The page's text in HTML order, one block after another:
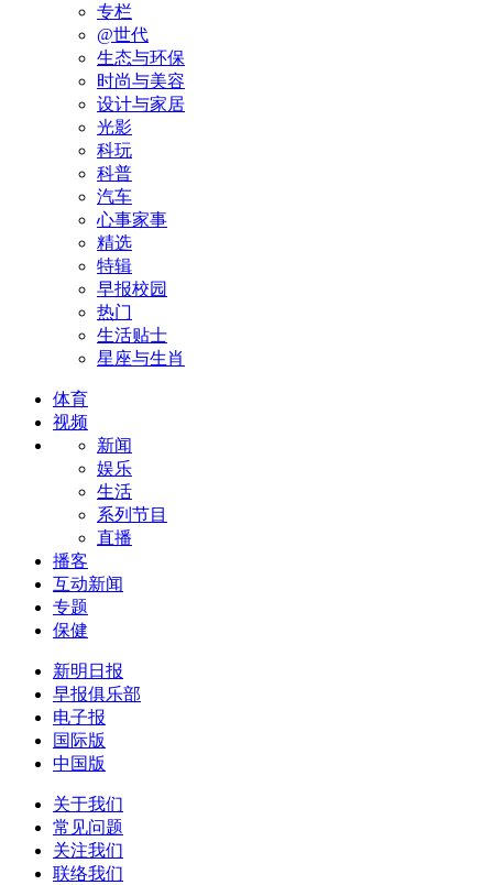
专栏
@世代
生态与环保
时尚与美容
设计与家居
光影
科玩
科普
汽车
心事家事
精选
特辑
早报校园
热门
生活贴士
星座与生肖
体育
视频
新闻
娱乐
生活
系列节目
直播
播客
互动新闻
专题
保健
新明日报
早报俱乐部
电子报
国际版
中国版
关于我们
常见问题
关注我们
联络我们